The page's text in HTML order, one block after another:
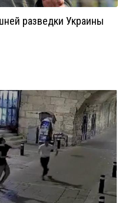
разведки Украины